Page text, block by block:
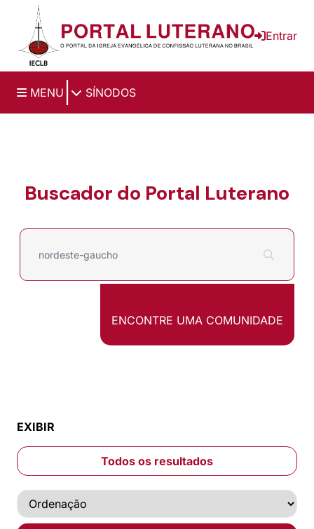
Ir para o conteúdo principal
Entrar
MENU SÍNODOS
Buscador do Portal Luterano
ENCONTRE UMA COMUNIDADE
EXIBIR
Todos os resultados